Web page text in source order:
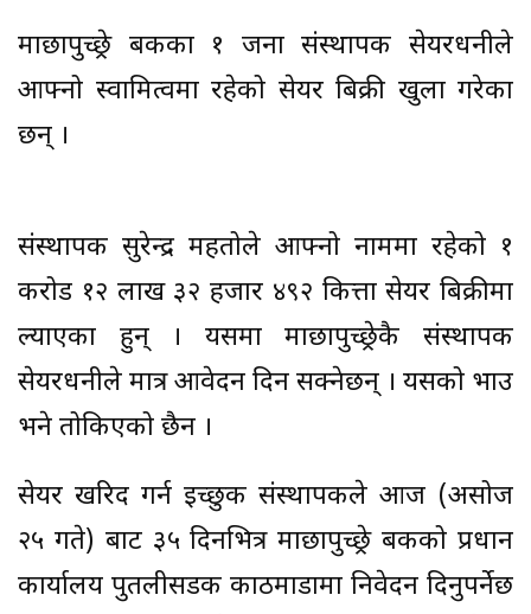
माछापुच्छ्रे बैंकका १ जना संस्थापक सेयरधनीले
आफ्नो स्वामित्वमा रहेको सेयर बिक्री खुला गरेका
छन् ।
संस्थापक सुरेन्द्र महतोले आफ्नो नाममा रहेको १
करोड १२ लाख ३२ हजार ४९२ कित्ता सेयर बिक्रीमा
ल्याएका हुन् । यसमा माछापुच्छ्रेकै संस्थापक
सेयरधनीले मात्र आवेदन दिन सक्नेछन् । यसको भाउ
भने तोकिएको छैन ।
सेयर खरिद गर्न इच्छुक संस्थापकले आज (असोज
२५ गते) बाट ३५ दिनभित्र माछापुच्छ्रे बैंकको प्रधान
कार्यालय पुतलीसडक काठमाडौंमा निवेदन दिनुपर्नेछ